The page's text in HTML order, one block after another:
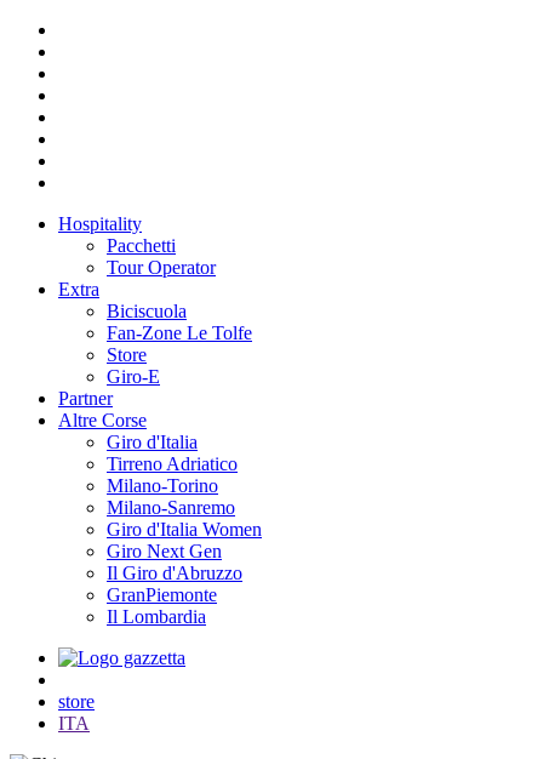
Hospitality
Pacchetti
Tour Operator
Extra
Biciscuola
Fan-Zone Le Tolfe
Store
Giro-E
Partner
Altre Corse
Giro d'Italia
Tirreno Adriatico
Milano-Torino
Milano-Sanremo
Giro d'Italia Women
Giro Next Gen
Il Giro d'Abruzzo
GranPiemonte
Il Lombardia
store
ITA